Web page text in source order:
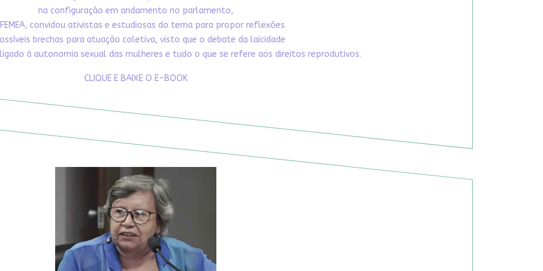
na configuração em andamento no parlamento,
convidou ativistas e estudiosas do tema para propor reflexões
brechas para atuação coletiva, visto que o debate da laicidade
à autonomia sexual das mulheres e tudo o que se refere aos direitos reprodutivos.
CLIQUE E BAIXE O E-BOOK